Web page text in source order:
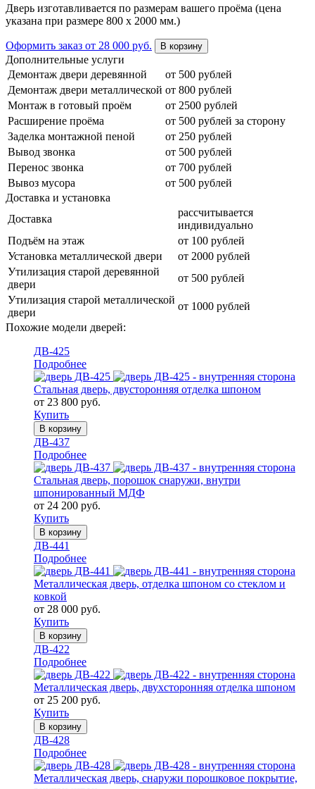
Дверь изготавливается по размерам вашего проёма (цена
указана при размере 800 х 2000 мм.)
Оформить заказ от 28 000 руб. В корзину
Дополнительные услуги
Демонтаж двери деревянной
от 500 рублей
Демонтаж двери металлической от 800 рублей
Монтаж в готовый проём
от 2500 рублей
Расширение проёма
от 500 рублей за сторону
Заделка монтажной пеной
от 250 рублей
Вывод звонка
от 500 рублей
Перенос звонка
от 700 рублей
Вывоз мусора
от 500 рублей
Доставка и установка
Доставка
рассчитывается
индивидуально
Подъём на этаж
от 100 рублей
Установка металлической двери
от 2000 рублей
Утилизация старой деревянной
двери
от 500 рублей
Утилизация старой металлической
двери
от 1000 рублей
Похожие модели дверей:
ДВ-425
Подробнее
Стальная дверь, двусторонняя отделка шпоном
от 23 800 руб.
Купить
В корзину
ДВ-437
Подробнее
Стальная дверь, порошок снаружи, внутри
шпонированный МДФ
от 24 200 руб.
Купить
В корзину
ДВ-441
Подробнее
Металлическая дверь, отделка шпоном со стеклом и
ковкой
от 28 000 руб.
Купить
В корзину
ДВ-422
Подробнее
Металлическая дверь, двухсторонняя отделка шпоном
от 25 200 руб.
Купить
В корзину
ДВ-428
Подробнее
Металлическая дверь, снаружи порошковое покрытие,